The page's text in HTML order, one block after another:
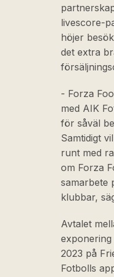
livescore-
höjer
det extra
- Forza
med AIK
för såväl
Samtidigt
runt med
om Forza
samarbete
klubbar,
Avtalet
2023 på
Fotbolls